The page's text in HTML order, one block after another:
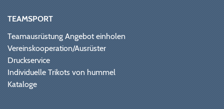
TEAMSPORT
Teamausrüstung Angebot einholen
Vereinskooperation/Ausrüster
Druckservice
Individuelle Trikots von hummel
Kataloge